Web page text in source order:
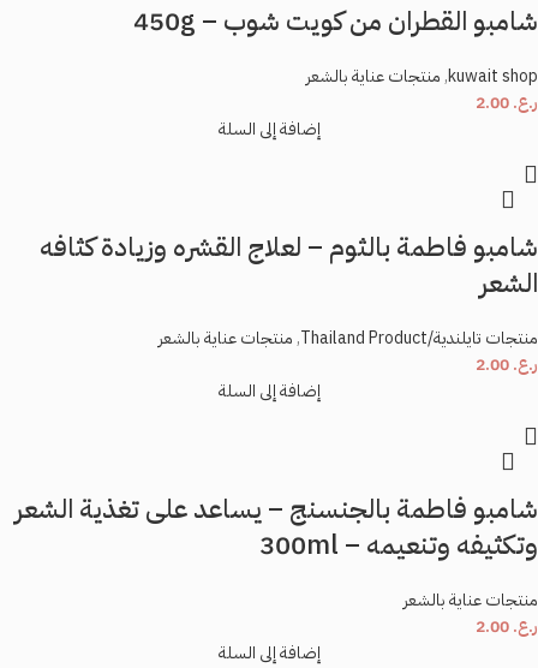
شامبو القطران من كويت شوب – 450g
kuwait shop
,منتجات عناية بالشعر
ر.ع.
إضافة إلى السلة
شامبو فاطمة بالثوم – لعلاج القشره وزيادة كثافه
الشعر
منتجات تايلندية/Thailand Product ,منتجات عناية بالشعر
ر.ع.
إضافة إلى السلة
شامبو فاطمة بالجنسنج – يساعد على تغذية الشعر
وتكثيفه وتنعيمه – 300ml
منتجات عناية بالشعر
ر.ع.
إضافة إلى السلة